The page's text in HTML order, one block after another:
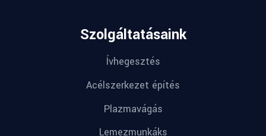
Szolgáltatásaink
Ívhegesztés
Acélszerkezet építés
Plazmavágás
Lemezmunkáks